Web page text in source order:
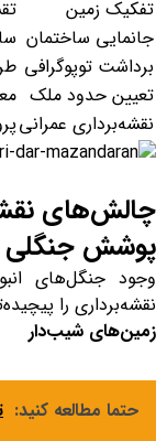
تفکیک زمین
جانمایی ساختمان
برداشت توپوگرافی
تعیین حدود ملک
نقشه‌برداری عمرانی
چالش‌های
پوشش جنگلی
وجود جنگل‌های
نقشه‌برداری را
زمین‌های شیب‌دار
حتما مطالعه کنید: